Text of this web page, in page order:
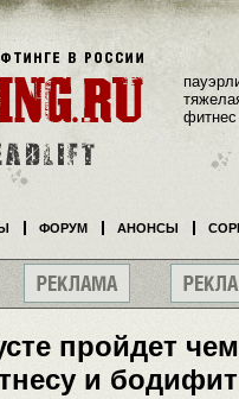
пройдет
и
фитнес
ФОРУМ АНОНСЫ